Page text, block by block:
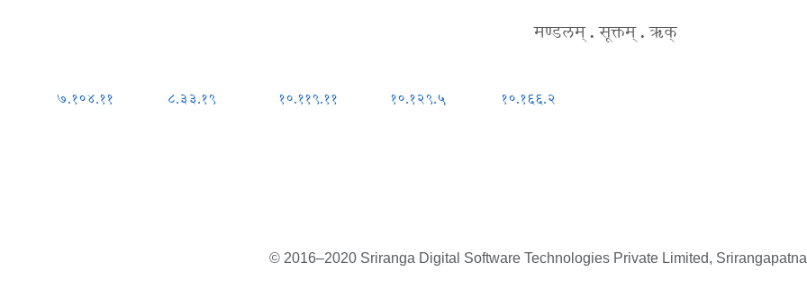
मण्डलम् . सूक्तम् . ऋक्
७.१०४.११ ८.३३.१९ १०.११९.११ १०.१२९.५ १०.१६६.२
© 2016–2020 Sriranga Digital Software Technologies Private Limited,